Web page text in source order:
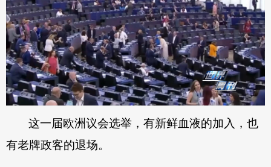
这一届欧洲议会选举，有新鲜血液的加入，也
有老牌政客的退场。